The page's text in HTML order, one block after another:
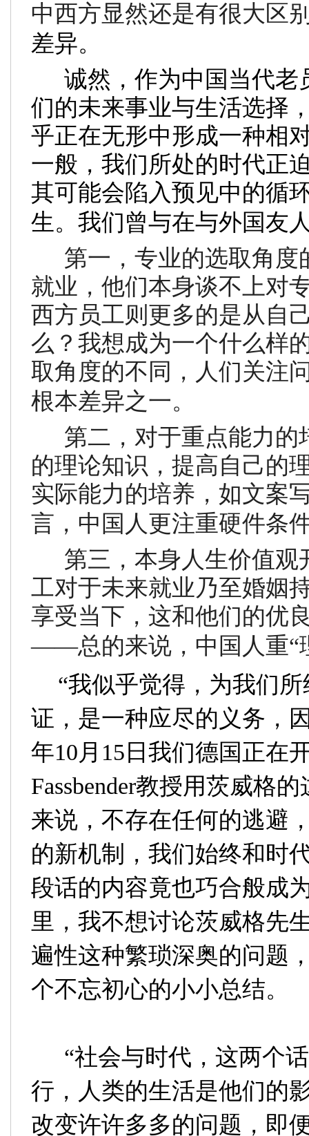
中西方显然还是有很大区
差异。
诚然，作为中国当代老
们的未来事业与生活选择
乎正在无形中形成一种相
一般，我们所处的时代正
其可能会陷入预见中的循
生。我们曾与在与外国友
第一，专业的选取角
就业，他们本身谈不上对
西方员工则更多的是从自
么？我想成为一个什么样
取角度的不同，人们关注
根本差异之一。
第二，对于重点能力
的理论知识，提高自己的
实际能力的培养，如文案
言，中国人更注重硬件条
第三，本身人生价值
工对于未来就业乃至婚姻
享受当下，这和他们的优
——总的来说，中国人重“
“我似乎觉得，为我们
证，是一种应尽的义务，
年10月 15 日我们德国正在
Fassbender教授用茨威格的
来说，不存在任何的逃避
的新机制，我们始终和时
段话的内容竟也巧合般成
里，我不想讨论茨威格先
遍性这种繁琐深奥的问题
个不忘初心的小小总结。
“社会与时代，这两个
行，人类的生活是他们的
改变许许多多的问题，即